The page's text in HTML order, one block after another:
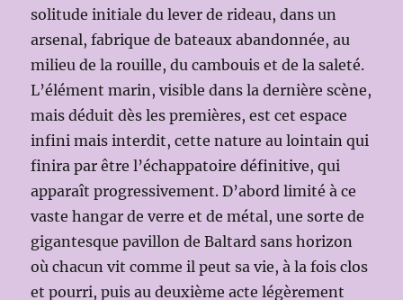
solitude initiale du lever de rideau, dans un
arsenal, fabrique de bateaux abandonnée, au
milieu de la rouille, du cambouis et de la saleté.
L’élément marin, visible dans la dernière scène,
mais déduit dès les premières, est cet espace
infini mais interdit, cette nature au lointain qui
finira par être l’échappatoire définitive, qui
apparaît progressivement. D’abord limité à ce
vaste hangar de verre et de métal, une sorte de
gigantesque pavillon de Baltard sans horizon
où chacun vit comme il peut sa vie, à la fois clos
et pourri, puis au deuxième acte légèrement